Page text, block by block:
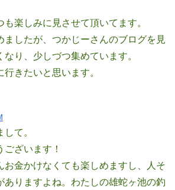
楽しみに見させて頂いてます。
ましたが、つかじーさんのブログを見
り、少しづつ集めています。
きたいと思います。
て。
ざいます！
お金かけなくても楽しめますし、人そ
ありますよね。わたしの雄蛇ヶ池の釣